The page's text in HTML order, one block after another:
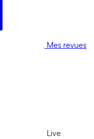
Mes revues
Live